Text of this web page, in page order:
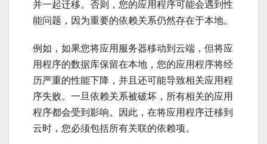
并一起迁移。否则，您的应用程序可能会遇到性
能问题，因为重要的依赖关系仍然存在于本地。
例如，如果您将应用服务器移动到云端，但将应
用程序的数据库保留在本地，您的应用程序将经
历严重的性能下降，并且还可能导致相关应用程
序失败。一旦依赖关系被破坏，所有相关的应用
程序都会受到影响。因此，在将应用程序迁移到
云时，您必须包括所有关联的依赖项。